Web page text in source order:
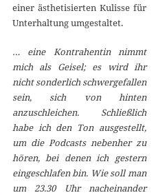
ä
z
0
5
einer ästhetisierten Kulisse für
Unterhaltung umgestaltet.
… eine Kontrahentin nimmt
mich als Geisel; es wird ihr
nicht sonderlich schwergefallen
sein, sich von hinten
anzuschleichen. Schließlich
habe ich den Ton ausgestellt,
um die Podcasts nebenher zu
hören, bei denen ich gestern
eingeschlafen bin. Wie soll man
um 23.30 Uhr nacheinander